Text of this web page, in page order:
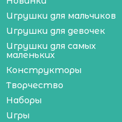
Игрушки для мальчиков
Игрушки для девочек
Игрушки для самых
маленьких
Конструкторы
Творчество
Наборы
Игры